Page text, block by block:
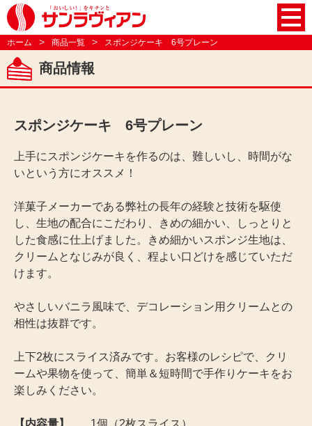
ホーム 商品一覧 スポンジケーキ 6号プレーン
商品情報
スポンジケーキ 6号プレーン
上手にスポンジケーキを作るのは、難しいし、時間がな
いという方にオススメ！
洋菓子メーカーである弊社の長年の経験と技術を駆使
し、生地の配合にこだわり、きめの細かい、しっとりと
した食感に仕上げました。きめ細かいスポンジ生地は、
クリームとなじみが良く、程よい口どけを感じていただ
けます。
やさしいバニラ風味で、デコレーション用クリームとの
相性は抜群です。
上下2枚にスライス済みです。お客様のレシピで、クリ
ームや果物を使って、簡単＆短時間で手作りケーキをお
楽しみください。
【内容量】
1個（2枚スライス）